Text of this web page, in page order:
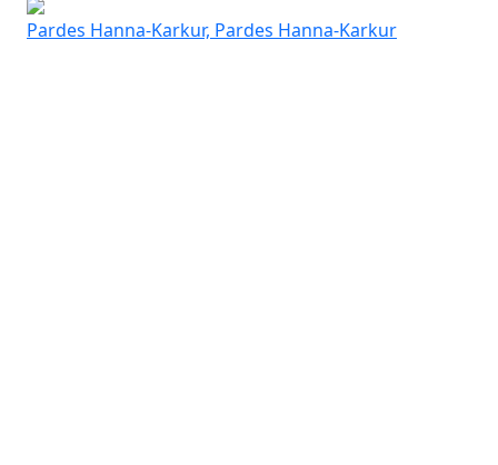
Pardes Hanna-Karkur, Pardes Hanna-Karkur